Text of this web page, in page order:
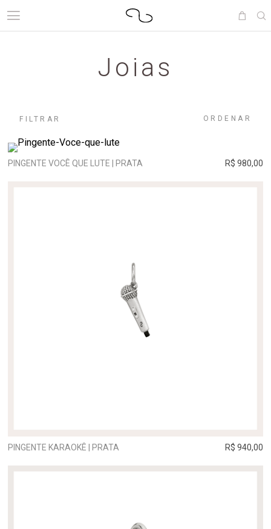
Joias
FILTRAR ORDENAR
PINGENTE VOCÊ QUE LUTE | PRATA R$ 980,00
PINGENTE KARAOKÊ | PRATA R$ 940,00